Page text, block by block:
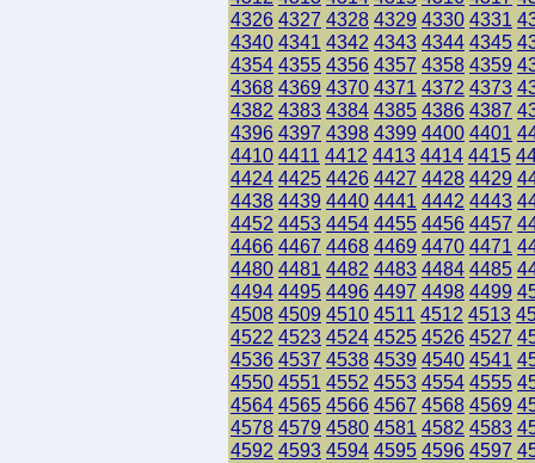
4326 4327 4328 4329 4330 4331
4340 4341 4342 4343 4344 4345
4354 4355 4356 4357 4358 4359
4368 4369 4370 4371 4372 4373
4382 4383 4384 4385 4386 4387
4396 4397 4398 4399 4400 4401
4410 4411 4412 4413 4414 4415
4424 4425 4426 4427 4428 4429
4438 4439 4440 4441 4442 4443
4452 4453 4454 4455 4456 4457
4466 4467 4468 4469 4470 4471
4480 4481 4482 4483 4484 4485
4494 4495 4496 4497 4498 4499
4508 4509 4510 4511 4512 4513
4522 4523 4524 4525 4526 4527
4536 4537 4538 4539 4540 4541
4550 4551 4552 4553 4554 4555
4564 4565 4566 4567 4568 4569
4578 4579 4580 4581 4582 4583
4592 4593 4594 4595 4596 4597